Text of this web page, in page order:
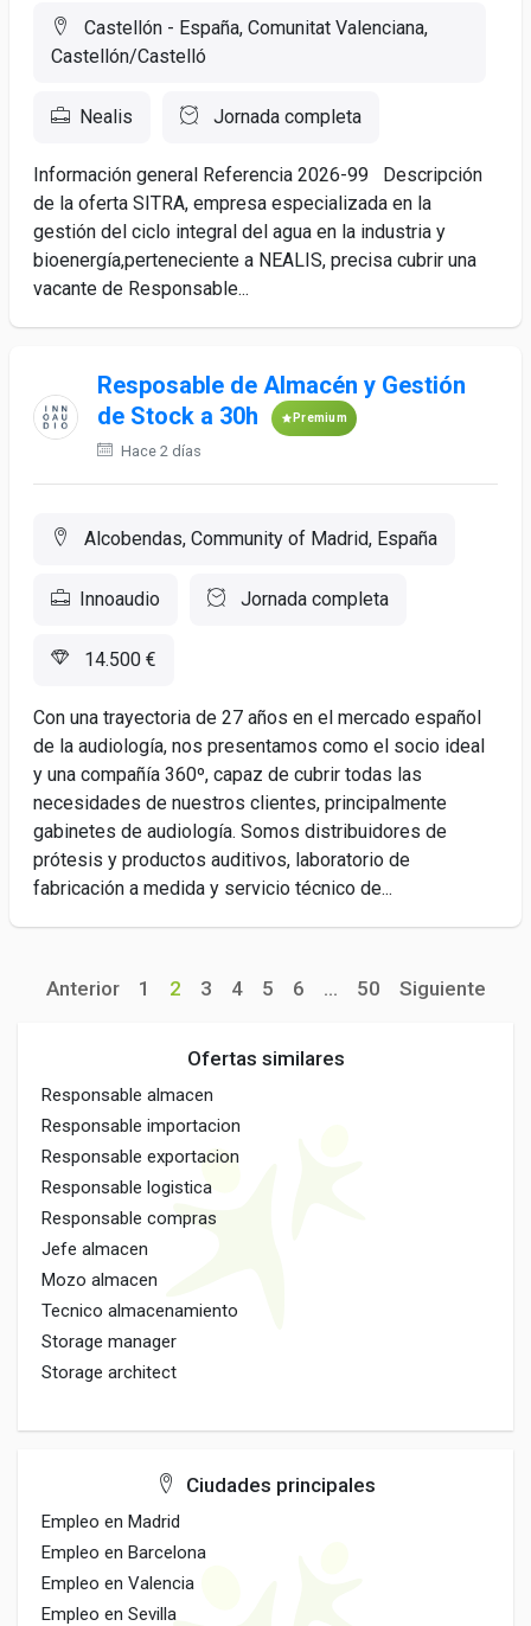
Castellón - España, Comunitat Valenciana,
Castellón/Castelló
Nealis Jornada completa
Información general Referencia 2026-99 Descripción
de la oferta SITRA, empresa especializada en la
gestión del ciclo integral del agua en la industria y
bioenergía,perteneciente a NEALIS, precisa cubrir una
vacante de Responsable...
Resposable de Almacén y Gestión
de Stock a 30h
Premium
Hace 2 días
Alcobendas, Community of Madrid, España
Innoaudio Jornada completa
14.500 €
Con una trayectoria de 27 años en el mercado español
de la audiología, nos presentamos como el socio ideal
y una compañía 360º, capaz de cubrir todas las
necesidades de nuestros clientes, principalmente
gabinetes de audiología. Somos distribuidores de
prótesis y productos auditivos, laboratorio de
fabricación a medida y servicio técnico de...
Anterior 1 2 3 4 5 6 ... 50 Siguiente
Ofertas similares
Responsable almacen
Responsable importacion
Responsable exportacion
Responsable logistica
Responsable compras
Jefe almacen
Mozo almacen
Tecnico almacenamiento
Storage manager
Storage architect
Ciudades principales
Empleo en Madrid
Empleo en Barcelona
Empleo en Valencia
Empleo en Sevilla